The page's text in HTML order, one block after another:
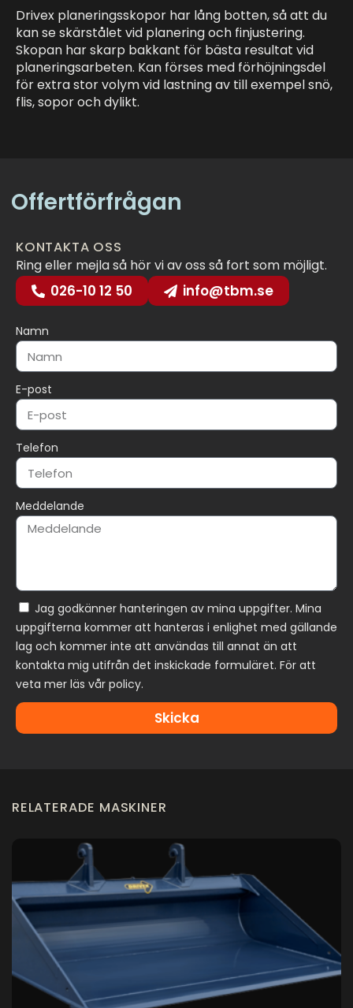
Drivex planeringsskopor har lång botten, så att du
kan se skärstålet vid planering och finjustering.
Skopan har skarp bakkant för bästa resultat vid
planeringsarbeten. Kan förses med förhöjningsdel
för extra stor volym vid lastning av till exempel snö,
flis, sopor och dylikt.
Offertförfrågan
Namn
E-post
Telefon
Meddelande
Jag godkänner hanteringen av mina uppgifter. Mina
uppgifterna kommer att hanteras i enlighet med gällande
lag och kommer inte att användas till annat än att
kontakta mig utifrån det inskickade formuläret. För att
veta mer läs vår policy.
Skicka
KONTAKTA OSS
Ring eller mejla så hör vi av oss så fort som möjligt.
026-10 12 50 info@tbm.se
RELATERADE MASKINER